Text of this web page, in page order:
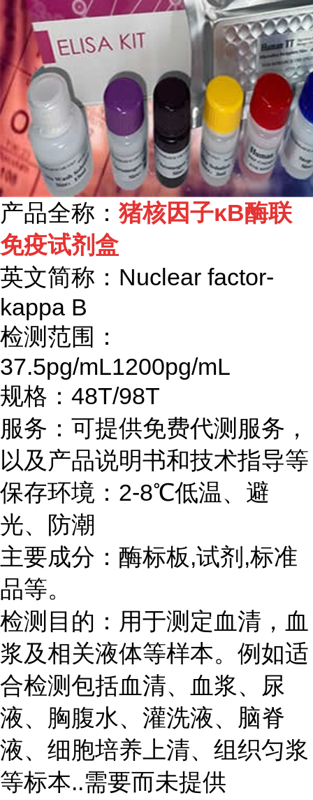
产品全称： 猪核因子κB酶联
免疫试剂盒
英文简称： Nuclear factor-
kappa B
检测范围：
37.5pg/mL1200pg/mL
规格： 48T/98T
服务：可提供免费代测服务，
以及产品说明书和技术指导等
保存环境： 2-8℃低温、避
光、防潮
主要成分：酶标板,试剂,标准
品等。
检测目的：用于测定血清，血
浆及相关液体等样本。例如适
合检测包括血清、血浆、尿
液、胸腹水、灌洗液、脑脊
液、细胞培养上清、组织匀浆
等标本..需要而未提供